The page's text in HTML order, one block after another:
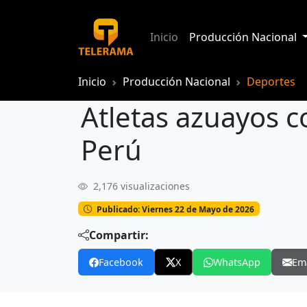
Inicio Producción Nacional
Inicio Producción Nacional Deportes
Atletas azuayos
Perú
Atletas azuayos competirán en el
2,176 visualizaciones
Publicado: Viernes 22 de Mayo de 2026
Compartir:
Facebook X WhatsApp